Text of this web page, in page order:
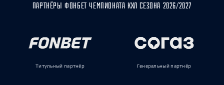
ПАРТНЁРЫ ФОНБЕТ ЧЕМПИОНАТА КХЛ СЕЗОНА 2026/2027
Титульный партнёр Генеральный партнёр